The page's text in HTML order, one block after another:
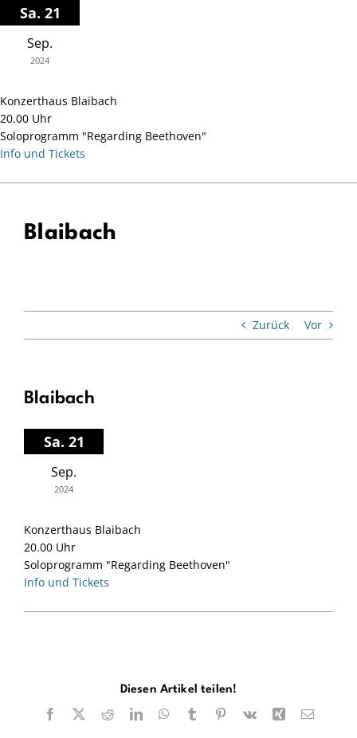
Zum
Inhalt
springen
Sa. 21
Sep.
2024
Konzerthaus Blaibach
20.00 Uhr
Soloprogramm "Regarding Beethoven"
Info und Tickets
Blaibach
Zurück Vor
Blaibach
Sa. 21
Sep.
2024
Konzerthaus Blaibach
20.00 Uhr
Soloprogramm "Regarding Beethoven"
Info und Tickets
Diesen Artikel teilen!
Facebook
X RedditLinkedInWhatsApp
TumblrPinterest
Vk Xing E-